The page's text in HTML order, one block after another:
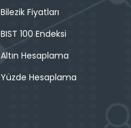
Bilezik Fiyatları
BIST 100 Endeksi
Altın Hesaplama
Yüzde Hesaplama